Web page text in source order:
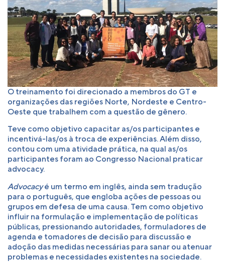
O treinamento foi direcionado a membros do GT e
organizações das regiões Norte, Nordeste e Centro-
Oeste que trabalhem com a questão de gênero.
Teve como objetivo capacitar as/os participantes e
incentivá-las/os à troca de experiências. Além disso,
contou com uma atividade prática, na qual as/os
participantes foram ao Congresso Nacional praticar
advocacy.
Advocacyé um termo em inglês, ainda sem tradução
para o português, que engloba ações de pessoas ou
grupos em defesa de uma causa. Tem como objetivo
influir na formulação e implementação de políticas
públicas, pressionando autoridades, formuladores de
agenda e tomadores de decisão para discussão e
adoção das medidas necessárias para sanar ou atenuar
problemas e necessidades existentes na sociedade.